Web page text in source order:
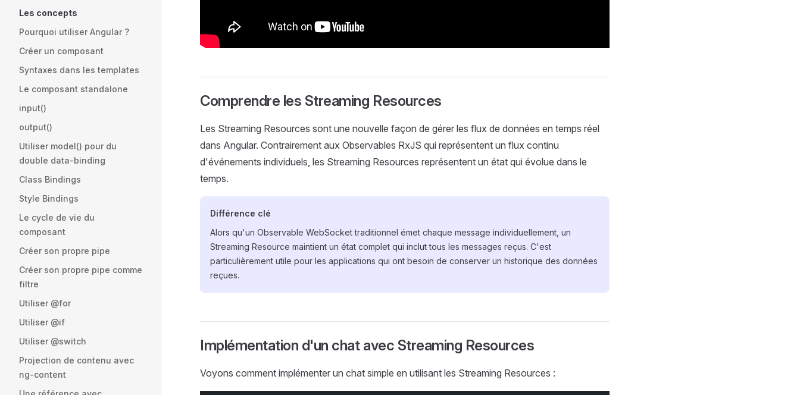
Les concepts
Pourquoi utiliser Angular ?
Créer un composant
Syntaxes dans les templates
Le composant standalone
input()
output()
Utiliser model() pour du
double data-binding
Class Bindings
Style Bindings
Le cycle de vie du
composant
Créer son propre pipe
Créer son propre pipe comme
filtre
Utiliser @for
Utiliser @if
Utiliser @switch
Projection de contenu avec
ng-content
Comprendre les Streaming Resources
Les Streaming Resources sont une nouvelle façon de gérer les flux de données en temps réel
dans Angular. Contrairement aux Observables RxJS qui représentent un flux continu
d'événements individuels, les Streaming Resources représentent un état qui évolue dans le
temps.
Différence clé
Alors qu'un Observable WebSocket traditionnel émet chaque message individuellement, un
Streaming Resource maintient un état complet qui inclut tous les messages reçus. C'est
particulièrement utile pour les applications qui ont besoin de conserver un historique des données
reçues.
Implémentation d'un chat avec Streaming Resources
Voyons comment implémenter un chat simple en utilisant les Streaming Resources :